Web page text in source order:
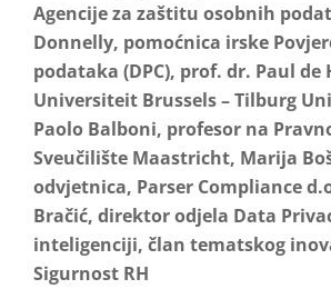
Agencije za zaštitu osobnih
Donnelly, pomoćnica irske
podataka (DPC), prof. dr. Paul de
Universiteit Brussels – Tilburg
Paolo Balboni, profesor na
Sveučilište Maastricht, Marija
odvjetnica, Parser Compliance
Bračić, direktor odjela Data
inteligenciji, član tematskog
Sigurnost RH